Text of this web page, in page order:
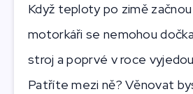
Když teploty po zimě
motorkáři se nemohou
stroj a poprvé v roce vyjedou
Patříte mezi ně? Věnovat